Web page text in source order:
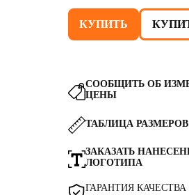
КУПИТЬ
СООБЩИТЬ ОБ
ЦЕНЫ
ТАБЛИЦА РАЗМЕРОВ
ЗАКАЗАТЬ
ЛОГОТИПА
ГАРАНТИЯ